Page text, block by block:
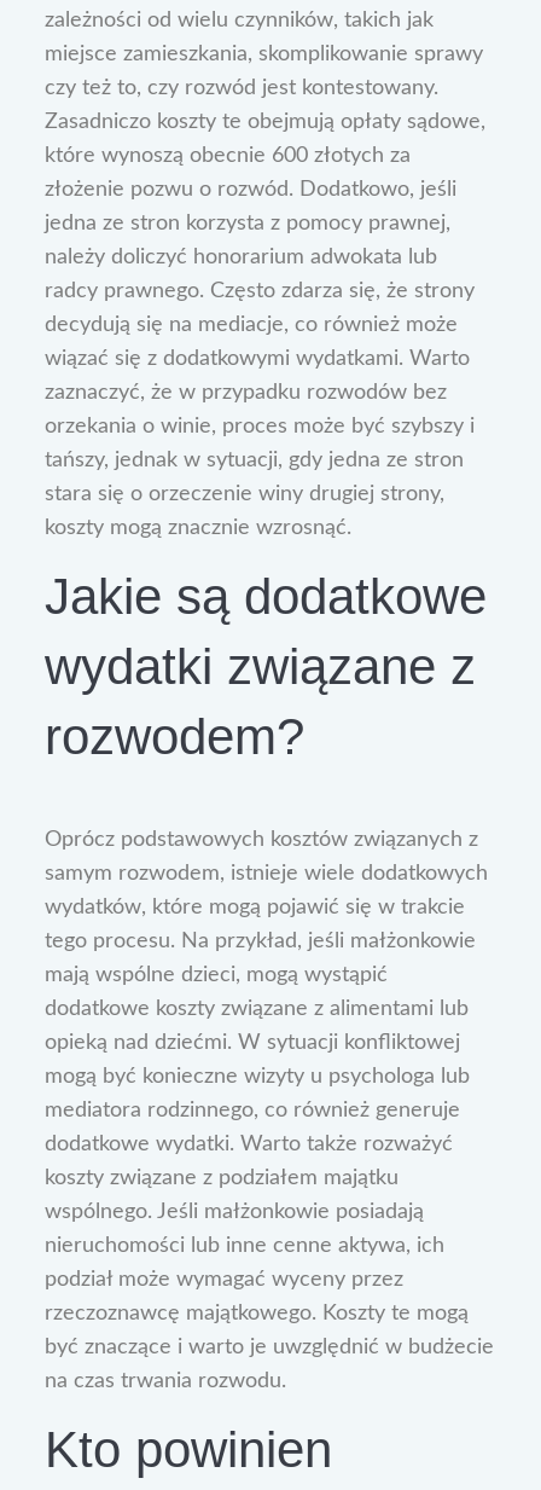
zależności od wielu czynników, takich jak
miejsce zamieszkania, skomplikowanie sprawy
czy też to, czy rozwód jest kontestowany.
Zasadniczo koszty te obejmują opłaty sądowe,
które wynoszą obecnie 600 złotych za
złożenie pozwu o rozwód. Dodatkowo, jeśli
jedna ze stron korzysta z pomocy prawnej,
należy doliczyć honorarium adwokata lub
radcy prawnego. Często zdarza się, że strony
decydują się na mediacje, co również może
wiązać się z dodatkowymi wydatkami. Warto
zaznaczyć, że w przypadku rozwodów bez
orzekania o winie, proces może być szybszy i
tańszy, jednak w sytuacji, gdy jedna ze stron
stara się o orzeczenie winy drugiej strony,
koszty mogą znacznie wzrosnąć.
Jakie są dodatkowe
wydatki związane z
rozwodem?
Oprócz podstawowych kosztów związanych z
samym rozwodem, istnieje wiele dodatkowych
wydatków, które mogą pojawić się w trakcie
tego procesu. Na przykład, jeśli małżonkowie
mają wspólne dzieci, mogą wystąpić
dodatkowe koszty związane z alimentami lub
opieką nad dziećmi. W sytuacji konfliktowej
mogą być konieczne wizyty u psychologa lub
mediatora rodzinnego, co również generuje
dodatkowe wydatki. Warto także rozważyć
koszty związane z podziałem majątku
wspólnego. Jeśli małżonkowie posiadają
nieruchomości lub inne cenne aktywa, ich
podział może wymagać wyceny przez
rzeczoznawcę majątkowego. Koszty te mogą
być znaczące i warto je uwzględnić w budżecie
na czas trwania rozwodu.
Kto powinien